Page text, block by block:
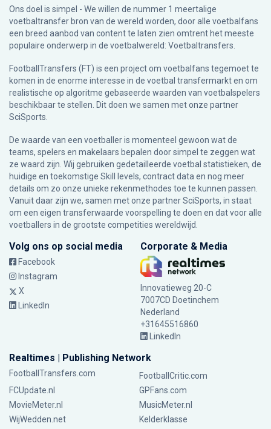
Ons doel is simpel - We willen de nummer 1 meertalige
voetbaltransfer bron van de wereld worden, door alle voetbalfans
een breed aanbod van content te laten zien omtrent het meeste
populaire onderwerp in de voetbalwereld: Voetbaltransfers.
FootballTransfers (FT) is een project om voetbalfans tegemoet te
komen in de enorme interesse in de voetbal transfermarkt en om
realistische op algoritme gebaseerde waarden van voetbalspelers
beschikbaar te stellen. Dit doen we samen met onze partner
SciSports
De waarde van een voetballer is momenteel gewoon wat de
teams, spelers en makelaars bepalen door simpel te zeggen wat
ze waard zijn. Wij gebruiken gedetailleerde voetbal statistieken, de
huidige en toekomstige Skill levels, contract data en nog meer
details om zo onze unieke rekenmethodes toe te kunnen passen.
Vanuit daar zijn we, samen met onze partner SciSports, in staat
om een eigen transferwaarde voorspelling te doen en dat voor alle
voetballers in de grootste competities wereldwijd.
Volg ons op social media
Facebook
Instagram
X
LinkedIn
Corporate & Media
Innovatieweg 20-C
7007CD Doetinchem
Nederland
+31645516860
LinkedIn
Realtimes | Publishing Network
FootballTransfers.com
FootballCritic.com
FCUpdate.nl
GPFans.com
MovieMeter.nl
MusicMeter.nl
WijWedden.net
Kelderklasse